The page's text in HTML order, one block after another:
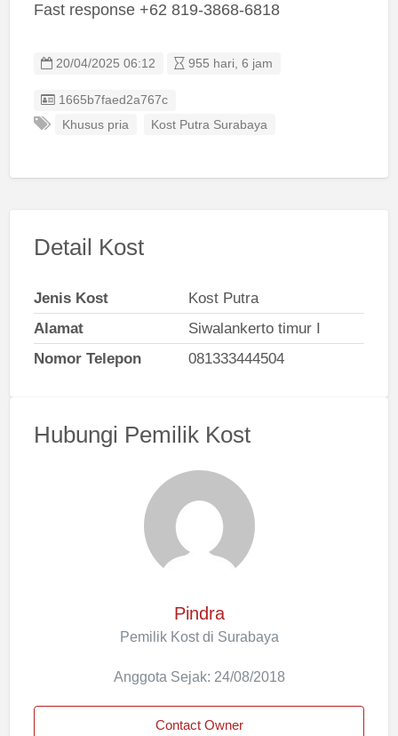
Fast response +62 819-3868-6818
20/04/2025 06:12 955 hari, 6 jam
Listing ID
1665b7faed2a767c
Khusus pria
Kost Putra Surabaya
Detail Kost
Jenis Kost
Kost Putra
Alamat
Siwalankerto timur I
Nomor Telepon
081333444504
Hubungi Pemilik Kost
Pindra
Pemilik Kost di Surabaya
Anggota Sejak: 24/08/2018
Contact Owner